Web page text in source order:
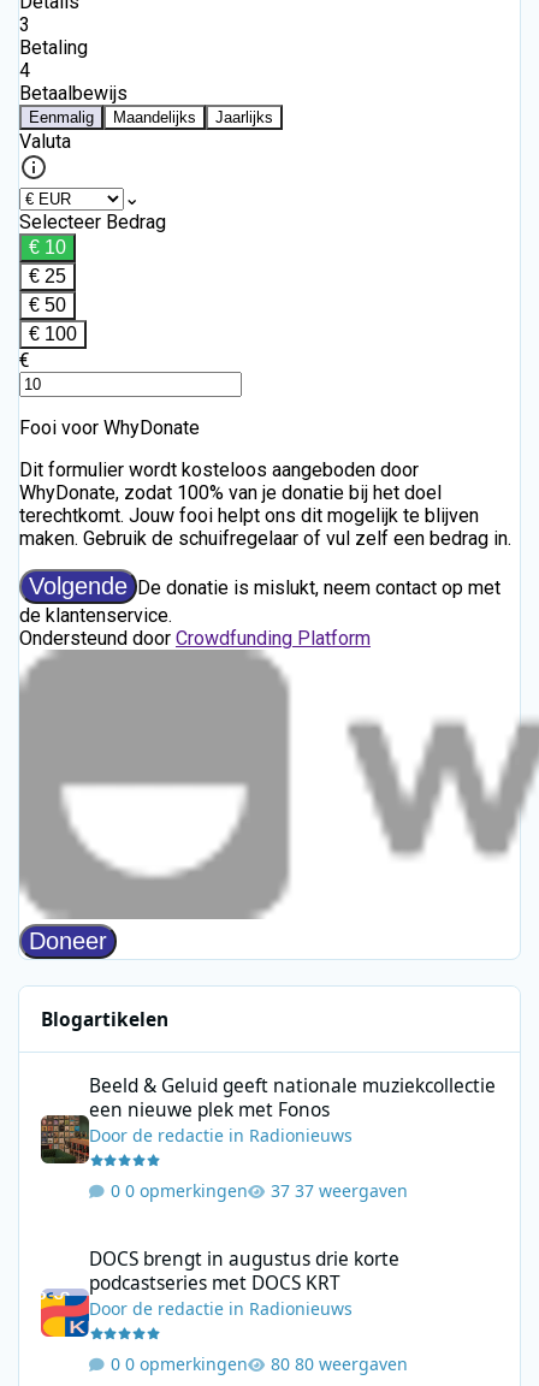
Blogartikelen
Beeld & Geluid geeft nationale muziekcollectie
een nieuwe plek met Fonos
Doorde redactie in Radionieuws
0 opmerkingen 37 weergaven
DOCS brengt in augustus drie korte
podcastseries met DOCS KRT
Doorde redactie in Radionieuws
0 opmerkingen 80 weergaven